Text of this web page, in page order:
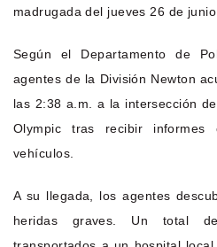
madrugada del jueves 26 de junio
Según el Departamento de
agentes de la División Newton
las 2:38 a.m. a la intersección
Olympic tras recibir
vehículos.
A su llegada, los agentes
heridas graves. Un total